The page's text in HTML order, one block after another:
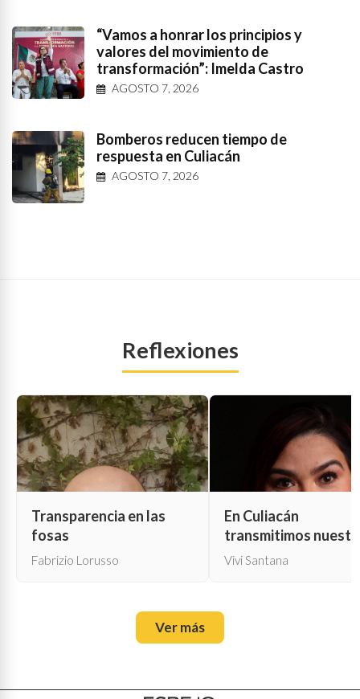
“Vamos a honrar los principios y
valores del movimiento de
transformación”: Imelda Castro
AGOSTO 7, 2026
Bomberos reducen tiempo de
respuesta en Culiacán
AGOSTO 7, 2026
Reflexiones
Transparencia en las
fosas
Fabrizio Lorusso
En Culiacán
transmitimos
propia muerte
Vivi Santana
Ver más